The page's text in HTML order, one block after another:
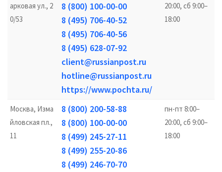
арковая ул., 2
0/53
8 (800) 100-00-00
8 (495) 706-40-52
8 (495) 706-40-56
8 (495) 628-07-92
client@russianpost.ru
hotline@russianpost.ru
https://www.pochta.ru/
20:00, сб 9:00–
18:00
Москва, Изма
йловская пл.,
11
8 (800) 200-58-88
8 (800) 100-00-00
8 (499) 245-27-11
8 (499) 255-20-86
8 (499) 246-70-70
пн-пт 8:00–
20:00, сб 9:00–
18:00